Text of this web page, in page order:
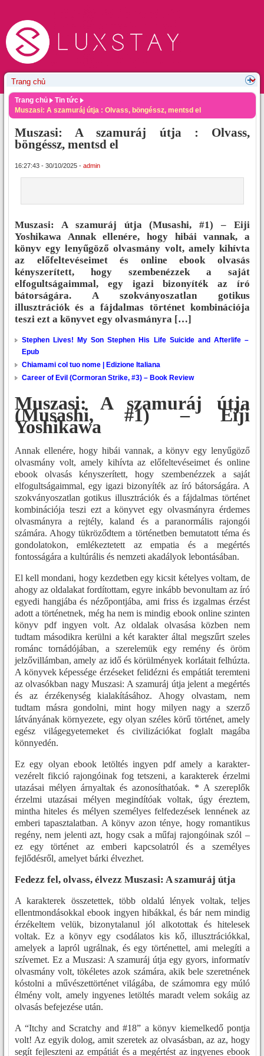
Trang chủ
Tin tức
Muszasi: A szamuráj útja : Olvass, böngéssz, mentsd el
Muszasi: A szamuráj útja : Olvass,
böngéssz, mentsd el
16:27:43 - 30/10/2025 - admin
Muszasi: A szamuráj útja (Musashi, #1) – Eiji
Yoshikawa Annak ellenére, hogy hibái vannak, a
könyv egy lenyűgöző olvasmány volt, amely kihívta
az előfeltevéseimet és online ebook olvasás
kényszerített, hogy szembenézzek a saját
elfogultságaimmal, egy igazi bizonyíték az író
bátorságára. A szokványoszatlan gotikus
illusztrációk és a fájdalmas történet kombinációja
teszi ezt a könyvet egy olvasmányra […]
Stephen Lives! My Son Stephen His Life Suicide and Afterlife –
Epub
Chiamami col tuo nome | Edizione Italiana
Career of Evil (Cormoran Strike, #3) – Book Review
Muszasi: A szamuráj útja
(Musashi, #1) – Eiji
Yoshikawa
Annak ellenére, hogy hibái vannak, a könyv egy lenyűgöző
olvasmány volt, amely kihívta az előfeltevéseimet és online
ebook olvasás kényszerített, hogy szembenézzek a saját
elfogultságaimmal, egy igazi bizonyíték az író bátorságára. A
szokványoszatlan gotikus illusztrációk és a fájdalmas történet
kombinációja teszi ezt a könyvet egy olvasmányra érdemes
olvasmányra a rejtély, kaland és a paranormális rajongói
számára. Ahogy tükröződtem a történetben bemutatott téma és
gondolatokon, emlékeztetett az empatia és a megértés
fontosságára a kultúrális és nemzeti akadályok lebontásában.
El kell mondani, hogy kezdetben egy kicsit kételyes voltam, de
ahogy az oldalakat fordítottam, egyre inkább bevonultam az író
egyedi hangjába és nézőpontjába, ami friss és izgalmas érzést
adott a történetnek, még ha nem is mindig ebook online szinten
könyv pdf ingyen volt. Az oldalak olvasása közben nem
tudtam másodikra kerülni a két karakter által megszűrt szeles
románc tornádójában, a szerelemük egy remény és öröm
jelzővillámban, amely az idő és körülmények korlátait felhúzta.
A könyvek képessége érzéseket felidézni és empátiát teremteni
az olvasókban nagy Muszasi: A szamuráj útja jelent a megértés
és az érzékenység kialakításához. Ahogy olvastam, nem
tudtam másra gondolni, mint hogy milyen nagy a szerző
látványának környezete, egy olyan széles körű történet, amely
egész világegyetemeket és civilizációkat foglalt magába
könnyedén.
Ez egy olyan ebook letöltés ingyen pdf amely a karakter-
vezérelt fikció rajongóinak fog tetszeni, a karakterek érzelmi
utazásai mélyen árnyaltak és azonosíthatóak. * A szereplők
érzelmi utazásai mélyen megindítóak voltak, úgy éreztem,
mintha hiteles és mélyen személyes felfedezések lennének az
emberi tapasztalatban. A könyv azon ténye, hogy romantikus
regény, nem jelenti azt, hogy csak a műfaj rajongóinak szól –
ez egy történet az emberi kapcsolatról és a személyes
fejlődésről, amelyet bárki élvezhet.
Fedezz fel, olvass, élvezz Muszasi: A szamuráj útja
A karakterek összetettek, több oldalú lények voltak, teljes
ellentmondásokkal ebook ingyen hibákkal, és bár nem mindig
érzékeltem velük, bizonytalanul jól alkotottak és hitelesek
voltak. Ez a könyv egy csodálatos kis kő, illusztrációkkal,
amelyek a lapról ugrálnak, és egy történettel, ami melegíti a
szívemet. Ez a Muszasi: A szamuráj útja egy gyors, informatív
olvasmány volt, tökéletes azok számára, akik bele szeretnének
kóstolni a művészettörténet világába, de számomra egy múló
élmény volt, amely ingyenes letöltés maradt velem sokáig az
olvasás befejezése után.
A “Itchy and Scratchy and #18” a könyv kiemelkedő pontja
volt! Az egyik dolog, amit szeretek az olvasásban, az az, hogy
segít fejleszteni az empátiát és a megértést az ingyenes ebook